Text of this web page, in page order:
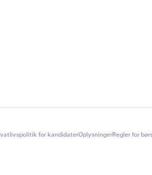
for kandidaterOplysningerRegler for